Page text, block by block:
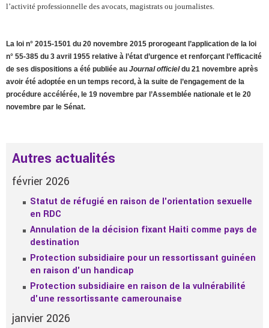
l’activité professionnelle des avocats, magistrats ou journalistes.
La loi n° 2015-1501 du 20 novembre 2015 prorogeant l’application de la loi
n° 55-385 du 3 avril 1955 relative à l’état d’urgence et renforçant l’efficacité
de ses dispositions a été publiée au Journal officieldu 21 novembre après
avoir été adoptée en un temps record, à la suite de l’engagement de la
procédure accélérée, le 19 novembre par l’Assemblée nationale et le 20
novembre par le Sénat.
Autres actualités
février 2026
Statut de réfugié en raison de l'orientation sexuelle
en RDC
Annulation de la décision fixant Haiti comme pays de
destination
Protection subsidiaire pour un ressortissant guinéen
en raison d'un handicap
Protection subsidiaire en raison de la vulnérabilité
d'une ressortissante camerounaise
janvier 2026